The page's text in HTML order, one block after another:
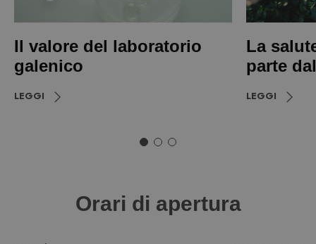
Il valore del laboratorio
galenico
LEGGI
La
parte
LEGGI
Orari di apertura